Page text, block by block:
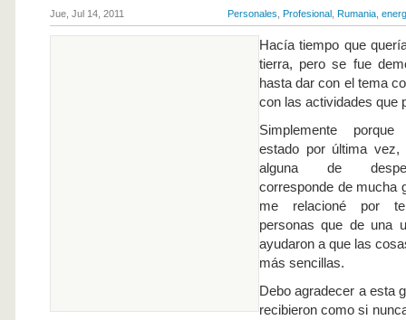
Jue, Jul 14, 2011 Personales Profesional Rumania
Hacía tiempo que
tierra, pero se fue
hasta dar con el tema
con las actividades que
Simplemente
estado por última vez,
alguna de
corresponde de mucha
me relacioné por
personas que de una
ayudaron a que las
más sencillas.
Debo agradecer a esta
recibieron como si